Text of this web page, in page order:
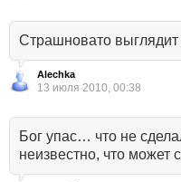
Страшновато выглядит
Alechka
13 июля 2010, 00:38
Бог упас… что не
неизвестно, что может